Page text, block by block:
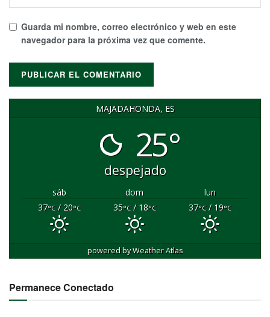
Guarda mi nombre, correo electrónico y web en este
navegador para la próxima vez que comente.
MAJADAHONDA, ES
25°
despejado
sáb dom
lun
37°C/ 20°C 35°C/ 18°C 37°C/ 19°C
powered byWeather Atlas
Permanece Conectado